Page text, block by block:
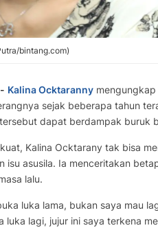
bintang.com)
Kalina Ocktaranny
sejak beberapa tahun
dapat berdampak buruk
Kalina Ocktarany tak bisa
isu asusila. Ia menceritakan
lalu.
luka lama, bukan saya mau
luka lagi, jujur ini saya terkena